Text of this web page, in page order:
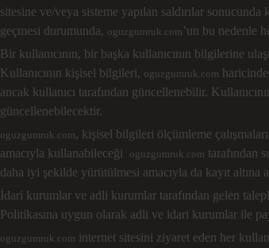
sitesine ve/veya sisteme yapılan saldırılar
geçmesi durumunda, oguzgumruk.com ’un bu nedenle
Bir kullanıcının, bir başka kullanıcının bilgilerine
Kullanıcının kişisel bilgileri, oguzgumruk.com
ancak kullanıcı tarafından güncellenebilir.
güncellenebilecektir.
oguzgumruk.com, kişisel bilgileri ölçümleme
amacıyla kullanabileceği
oguzgumruk.com tarafından
daha iyi şekilde yürütülmesi amacıyla da kayıt altına
İdari kurumlar ve adli kurumlar tarafından gelen
Politikasına uygun olarak adli ve idari kurumlar ile
oguzgumruk.com internet sitesini ziyaret eden her